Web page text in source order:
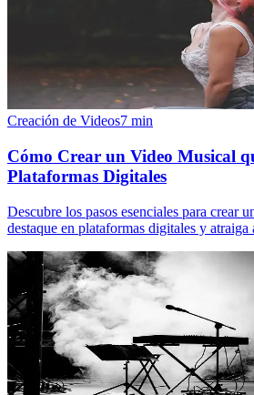
Creación de Videos7 min
Cómo Crear un Video Musical
Plataformas Digitales
Descubre los pasos esenciales para crear
destaque en plataformas digitales y atraiga